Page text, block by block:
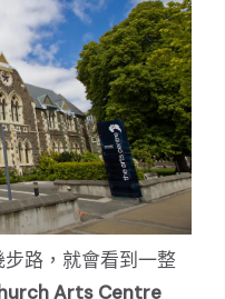
路，就會看到一整
Arts Centre